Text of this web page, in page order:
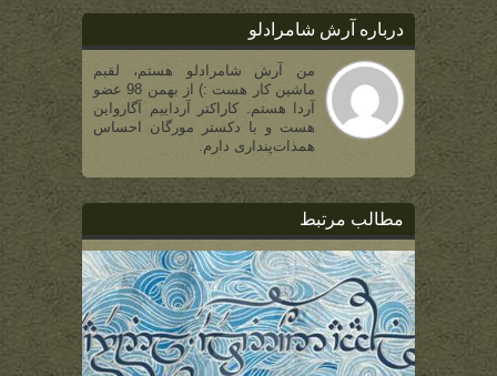
درباره آرش شامرادلو
من آرش شامرادلو هستم، لقبم
ماشین کار هست :) از بهمن 98 عضو
آردا هستم. کاراکتر آرداییم آگارواین
هست و با دکستر مورگان احساس
همذات‌پنداری دارم.
مطالب مرتبط